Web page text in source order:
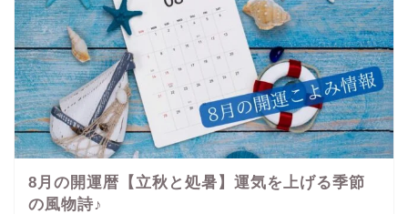
8月の開運暦【立秋と処暑】運気を上げる季節
の風物詩♪